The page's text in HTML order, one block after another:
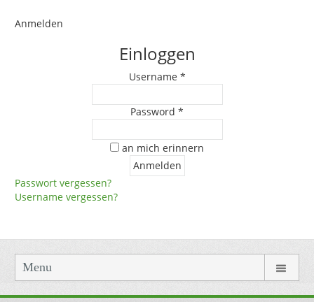
Anmelden
Einloggen
Username *
Password *
an mich erinnern
Passwort vergessen?
Username vergessen?
Menu